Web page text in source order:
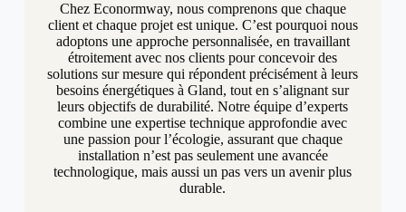
Chez Econormway, nous comprenons que chaque
client et chaque projet est unique. C’est pourquoi nous
adoptons une approche personnalisée, en travaillant
étroitement avec nos clients pour concevoir des
solutions sur mesure qui répondent précisément à leurs
besoins énergétiques à Gland, tout en s’alignant sur
leurs objectifs de durabilité. Notre équipe d’experts
combine une expertise technique approfondie avec
une passion pour l’écologie, assurant que chaque
installation n’est pas seulement une avancée
technologique, mais aussi un pas vers un avenir plus
durable.